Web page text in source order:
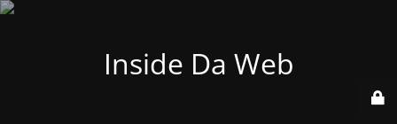
Inside Da Web